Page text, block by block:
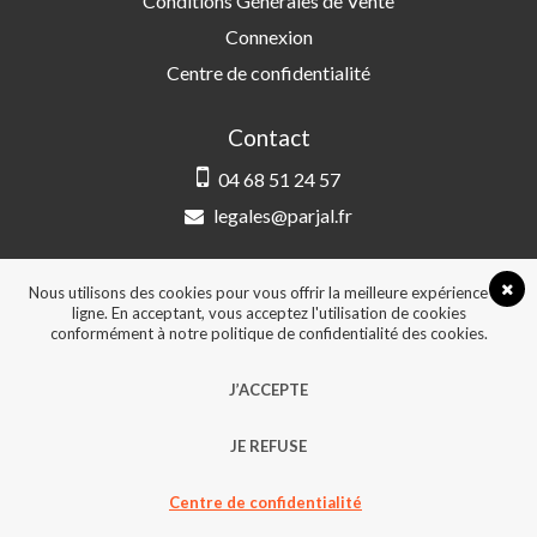
Connexion
Centre de confidentialité
Contact
04 68 51 24 57
legales@parjal.fr
3 Rue Saint-Amand, 66000 Perpignan
© 2026, Tous droits réservés - Design &
Nous utilisons des cookies pour vous offrir la meilleure expérience en
ligne. En acceptant, vous acceptez l'utilisation de cookies
conformément à notre politique de confidentialité des cookies.
J’ACCEPTE
JE REFUSE
Centre de confidentialité